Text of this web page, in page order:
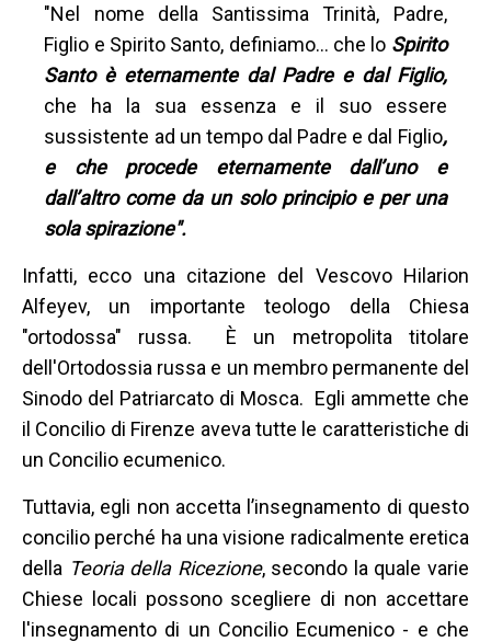
"Nel nome della Santissima Trinità, Padre,
Figlio e Spirito Santo, definiamo... che lo Spirito
Santo è eternamente dal Padre e dal Figlio,
che ha la sua essenza e il suo essere
sussistente ad un tempo dal Padre e dal Figlio,
e che procede eternamente dall’uno e
dall’altro come da un solo principio e per una
sola spirazione".
Infatti, ecco una citazione del Vescovo Hilarion
Alfeyev, un importante teologo della Chiesa
"ortodossa" russa. È un metropolita titolare
dell'Ortodossia russa e un membro permanente del
Sinodo del Patriarcato di Mosca. Egli ammette che
il Concilio di Firenze aveva tutte le caratteristiche di
un Concilio ecumenico.
Tuttavia, egli non accetta l’insegnamento di questo
concilio perché ha una visione radicalmente eretica
della Teoria della Ricezione, secondo la quale varie
Chiese locali possono scegliere di non accettare
l'insegnamento di un Concilio Ecumenico - e che